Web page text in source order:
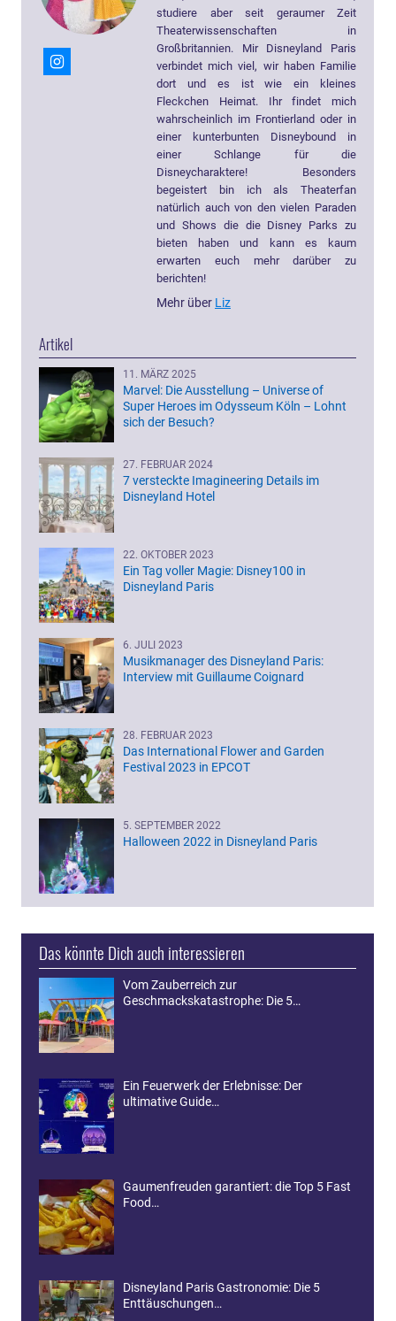
studiere aber seit geraumer Zeit
Theaterwissenschaften in
Großbritannien. Mir Disneyland Paris
verbindet mich viel, wir haben Familie
dort und es ist wie ein kleines
Fleckchen Heimat. Ihr findet mich
wahrscheinlich im Frontierland oder in
einer kunterbunten Disneybound in
einer Schlange für die
Disneycharaktere! Besonders
begeistert bin ich als Theaterfan
natürlich auch von den vielen Paraden
und Shows die die Disney Parks zu
bieten haben und kann es kaum
erwarten euch mehr darüber zu
berichten!
Mehr über Liz
Artikel
11. MÄRZ 2025
Marvel: Die Ausstellung – Universe of
Super Heroes im Odysseum Köln – Lohnt
sich der Besuch?
27. FEBRUAR 2024
7 versteckte Imagineering Details im
Disneyland Hotel
22. OKTOBER 2023
Ein Tag voller Magie: Disney100 in
Disneyland Paris
6. JULI 2023
Musikmanager des Disneyland Paris:
Interview mit Guillaume Coignard
28. FEBRUAR 2023
Das International Flower and Garden
Festival 2023 in EPCOT
5. SEPTEMBER 2022
Halloween 2022 in Disneyland Paris
Das könnte Dich auch interessieren
Vom Zauberreich zur
Geschmackskatastrophe: Die 5…
Ein Feuerwerk der Erlebnisse: Der
ultimative Guide…
Gaumenfreuden garantiert: die Top 5 Fast
Food…
Disneyland Paris Gastronomie: Die 5
Enttäuschungen…